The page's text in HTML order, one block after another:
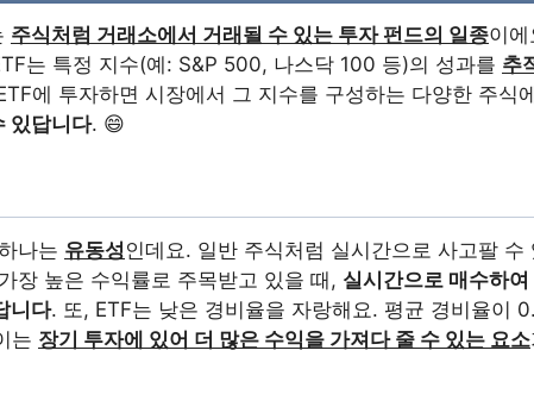
주식처럼 거래소에서 거래될 수 있는 투자 펀드의 일종이
는 특정 지수(예: S&P 500, 나스닥 100 등)의 성과를 추
에 투자하면 시장에서 그 지수를 구성하는 다양한 주식
있답니다. 😄
나는 유동성 인데요. 일반 주식처럼 실시간으로 사고팔 수
장 높은 수익률로 주목받고 있을 때, 실시간으로 매수하
니다. 또, ETF는 낮은 경비율을 자랑해요. 평균 경비율이
는 장기 투자에 있어 더 많은 수익을 가져다 줄 수 있는 요소